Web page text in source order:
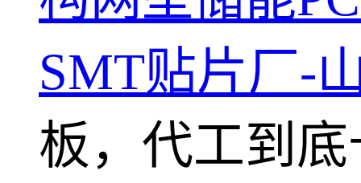
SMT贴片厂-
板，代工到